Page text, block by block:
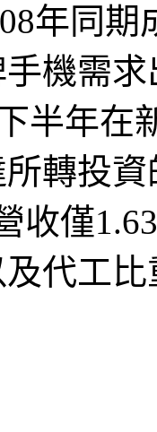
年同
機需
半年在
轉投
收僅
代工